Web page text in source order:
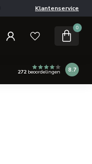
Klantenservice
0
272beoordelingen 8.7